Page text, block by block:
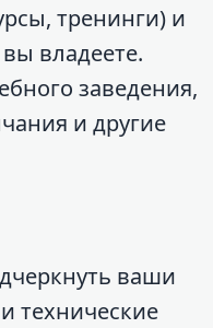
тренинги) и
владеете.
заведения,
и другие
ваши
технические